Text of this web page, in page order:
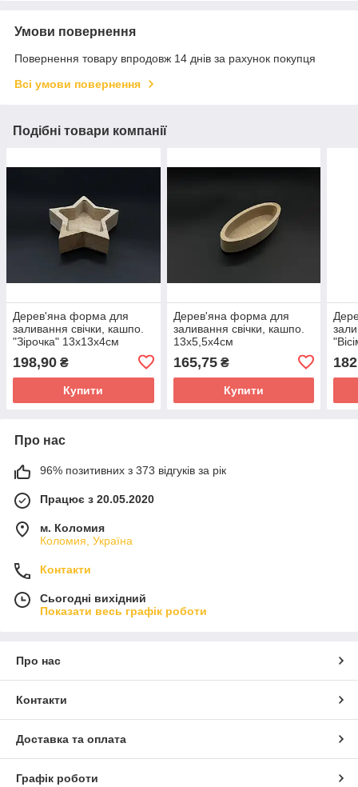
Умови повернення
Повернення товару впродовж 14 днів за рахунок покупця
Всі умови повернення
Подібні товари компанії
Дерев'яна форма для
заливання свічки, кашпо.
"Зірочка" 13х13x4см
198,90 ₴
Купити
Дерев'яна форма для
заливання свічки, кашпо.
13х5,5х4см
165,75₴
Купити
Про нас
96% позитивних з 373 відгуків за рік
Працює з 20.05.2020
м. Коломия
Коломия, Україна
Контакти
Сьогодні вихідний
Показати весь графік роботи
Про нас
Контакти
Доставка та оплата
Графік роботи